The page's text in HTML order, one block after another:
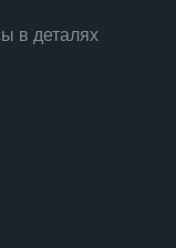
в деталях